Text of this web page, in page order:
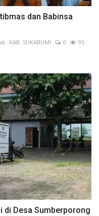
dan Babinsa
KAB. SUKABUMI 0
95
di Desa Sumberporong